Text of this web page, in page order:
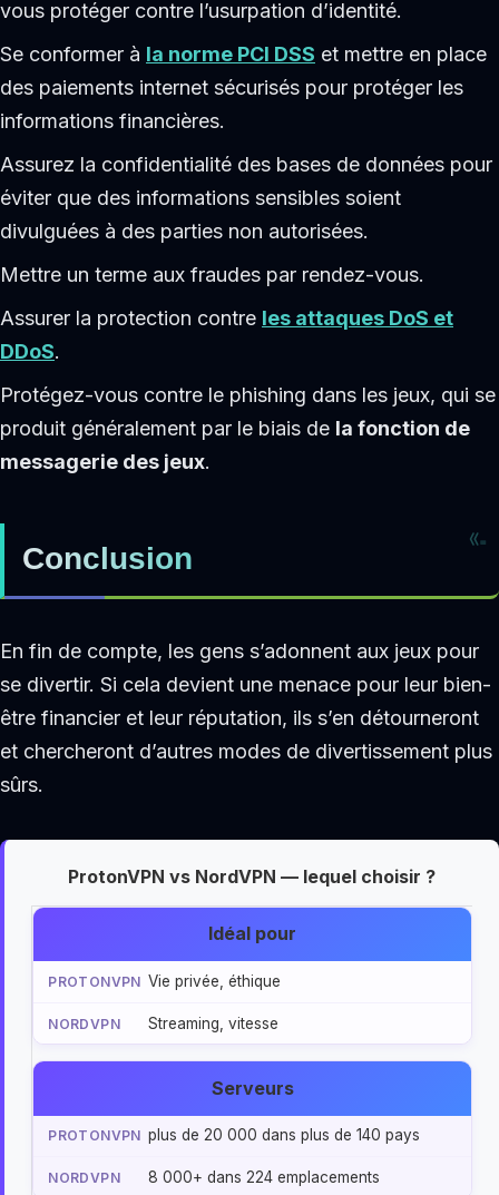
vous protéger contre l’usurpation d’identité.
Se conformer à la norme PCI DSS et mettre en place
des paiements internet sécurisés pour protéger les
informations financières.
Assurez la confidentialité des bases de données pour
éviter que des informations sensibles soient
divulguées à des parties non autorisées.
Mettre un terme aux fraudes par rendez-vous.
Assurer la protection contre les attaques DoS et
DDoS.
Protégez-vous contre le phishing dans les jeux, qui se
produit généralement par le biais de la fonction de
messagerie des jeux.
Conclusion
En fin de compte, les gens s’adonnent aux jeux pour
se divertir. Si cela devient une menace pour leur bien-
être financier et leur réputation, ils s’en détourneront
et chercheront d’autres modes de divertissement plus
sûrs.
ProtonVPN vs NordVPN — lequel choisir ?
Idéal pour
Vie privée, éthique
Streaming, vitesse
Serveurs
plus de 20 000 dans plus de 140 pays
8 000+ dans 224 emplacements